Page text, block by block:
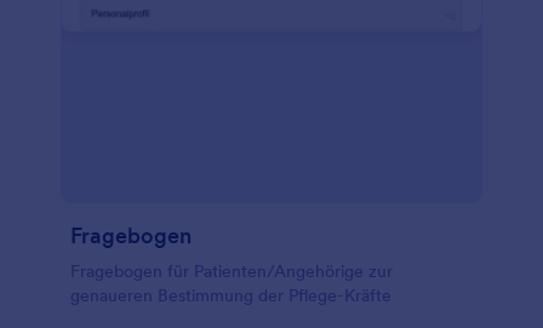
Fragebogen
Fragebogen für Patienten/Angehörige zur
genaueren Bestimmung der Pflege-Kräfte